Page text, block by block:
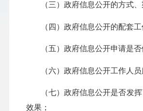
（三）政府信息公开的方式、
（四）政府信息公开的配套工
（五）政府信息公开申请是否
（六）政府信息公开工作人员
（七）政府信息公开是否发挥
效果；